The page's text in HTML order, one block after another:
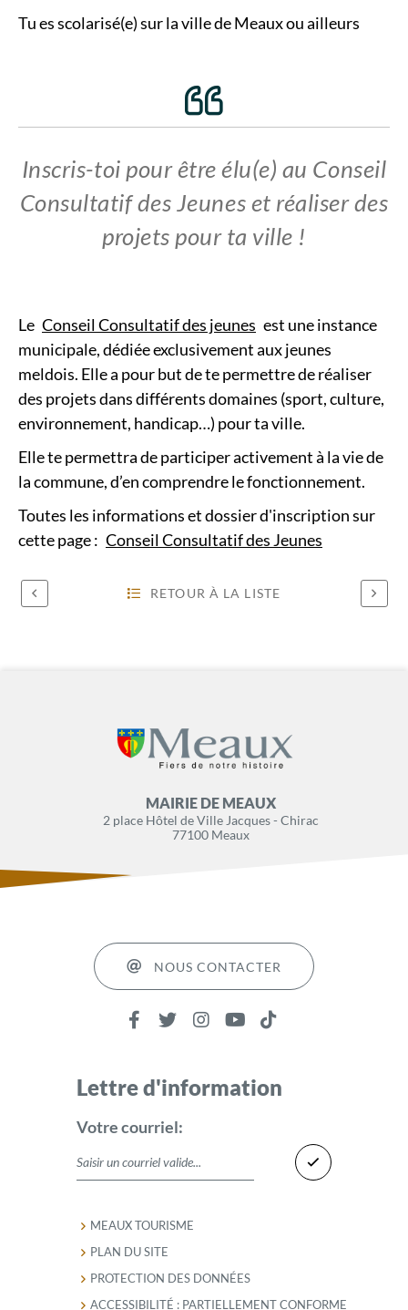
Tu es scolarisé(e) sur la ville de Meaux ou ailleurs
Inscris-toi pour être élu(e) au Conseil
Consultatif des Jeunes et réaliser des
projets pour ta ville !
Le Conseil Consultatif des jeunes est une instance
municipale, dédiée exclusivement aux jeunes
meldois. Elle a pour but de te permettre de réaliser
des projets dans différents domaines (sport, culture,
environnement, handicap…) pour ta ville.
Elle te permettra de participer activement à la vie de
la commune, d’en comprendre le fonctionnement.
Toutes les informations et dossier d'inscription sur
cette page : Conseil Consultatif des Jeunes
RETOUR À LA LISTE
MAIRIE DE MEAUX
2 place Hôtel de Ville Jacques - Chirac
77100 Meaux
NOUS CONTACTER
Lettre d'information
Votre courriel:
MEAUX TOURISME
PLAN DU SITE
PROTECTION DES DONNÉES
ACCESSIBILITÉ : PARTIELLEMENT CONFORME